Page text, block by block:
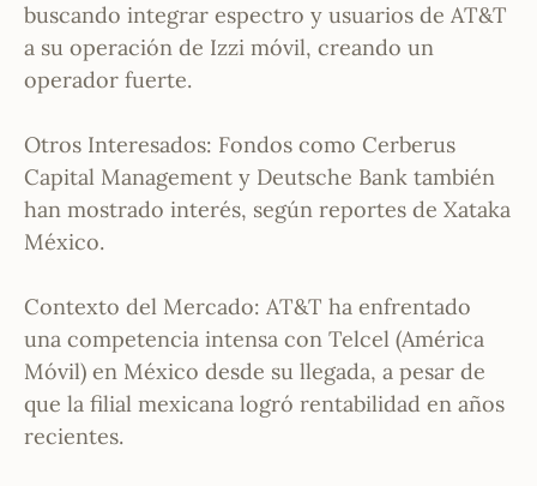
buscando integrar espectro y usuarios de AT&T
a su operación de Izzi móvil, creando un
operador fuerte.
Otros Interesados: Fondos como Cerberus
Capital Management y Deutsche Bank también
han mostrado interés, según reportes de Xataka
México.
Contexto del Mercado: AT&T ha enfrentado
una competencia intensa con Telcel (América
Móvil) en México desde su llegada, a pesar de
que la filial mexicana logró rentabilidad en años
recientes.